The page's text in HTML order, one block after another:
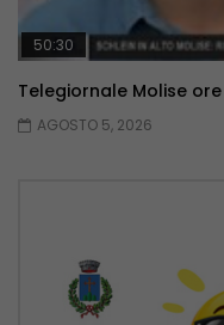
50:30
Telegiornale Molise
AGOSTO 5, 2026